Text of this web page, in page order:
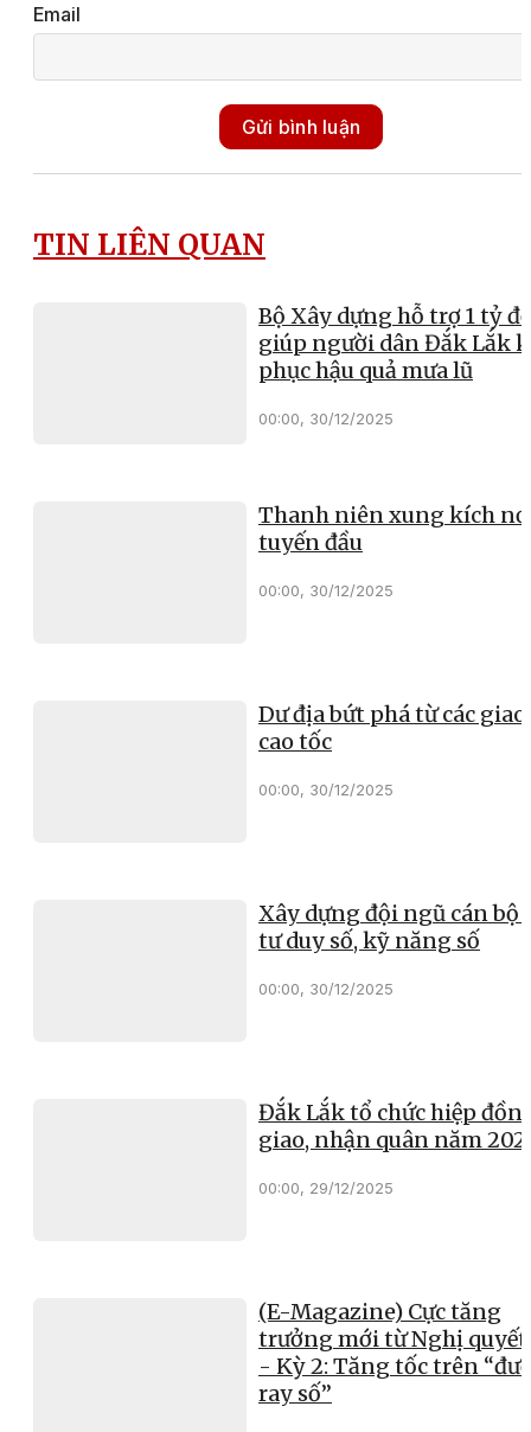
Email
Gửi bình luận
TIN LIÊN QUAN
Bộ Xây dựng hỗ trợ 1 tỷ
giúp người dân Đắk Lắk
phục hậu quả mưa lũ
00:00, 30/12/2025
Thanh niên xung kích
tuyến đầu
00:00, 30/12/2025
Dư địa bứt phá từ các
cao tốc
00:00, 30/12/2025
Xây dựng đội ngũ cán bộ
tư duy số, kỹ năng số
00:00, 30/12/2025
Đắk Lắk tổ chức hiệp
giao, nhận quân năm
00:00, 29/12/2025
(E-Magazine) Cực tăng
trưởng mới từ Nghị quyết
- Kỳ 2: Tăng tốc trên
ray số”